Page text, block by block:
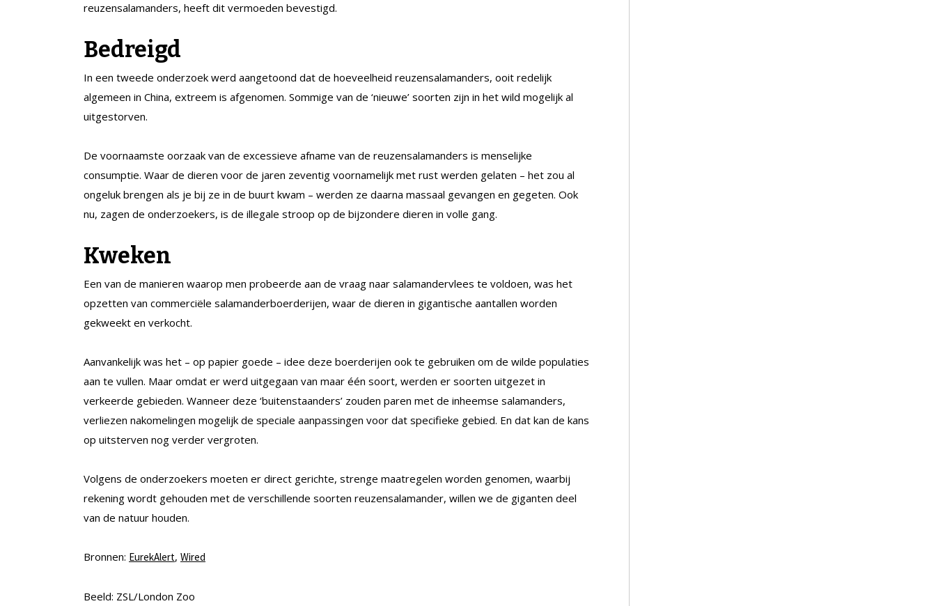
reuzensalamanders, heeft dit vermoeden bevestigd.
Bedreigd
In een tweede onderzoek werd aangetoond dat de hoeveelheid reuzensalamanders, ooit redelijk
algemeen in China, extreem is afgenomen. Sommige van de ‘nieuwe’ soorten zijn in het wild mogelijk al
uitgestorven.
De voornaamste oorzaak van de excessieve afname van de reuzensalamanders is menselijke
consumptie. Waar de dieren voor de jaren zeventig voornamelijk met rust werden gelaten – het zou al
ongeluk brengen als je bij ze in de buurt kwam – werden ze daarna massaal gevangen en gegeten. Ook
nu, zagen de onderzoekers, is de illegale stroop op de bijzondere dieren in volle gang.
Kweken
Een van de manieren waarop men probeerde aan de vraag naar salamandervlees te voldoen, was het
opzetten van commerciële salamanderboerderijen, waar de dieren in gigantische aantallen worden
gekweekt en verkocht.
Aanvankelijk was het – op papier goede – idee deze boerderijen ook te gebruiken om de wilde populaties
aan te vullen. Maar omdat er werd uitgegaan van maar één soort, werden er soorten uitgezet in
verkeerde gebieden. Wanneer deze ‘buitenstaanders’ zouden paren met de inheemse salamanders,
verliezen nakomelingen mogelijk de speciale aanpassingen voor dat specifieke gebied. En dat kan de kans
op uitsterven nog verder vergroten.
Volgens de onderzoekers moeten er direct gerichte, strenge maatregelen worden genomen, waarbij
rekening wordt gehouden met de verschillende soorten reuzensalamander, willen we de giganten deel
van de natuur houden.
Bronnen: EurekAlert, Wired
Beeld: ZSL/London Zoo